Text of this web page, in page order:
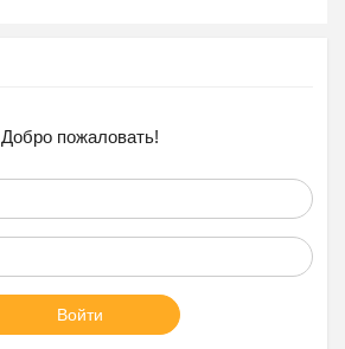
Добро пожаловать!
Войти